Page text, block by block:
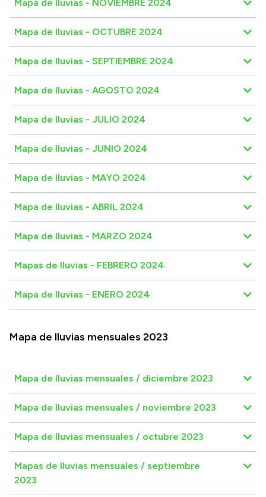
Mapa de lluvias - NOVIEMBRE 2024
Mapa de lluvias - OCTUBRE 2024
Mapa de lluvias - SEPTIEMBRE 2024
Mapa de lluvias - AGOSTO 2024
Mapa de lluvias - JULIO 2024
Mapa de lluvias - JUNIO 2024
Mapa de lluvias - MAYO 2024
Mapa de lluvias - ABRIL 2024
Mapa de lluvias - MARZO 2024
Mapas de lluvias - FEBRERO 2024
Mapa de lluvias - ENERO 2024
Mapa de lluvias mensuales 2023
Mapa de lluvias mensuales / diciembre 2023
Mapa de lluvias mensuales / noviembre 2023
Mapa de lluvias mensuales / octubre 2023
Mapas de lluvias mensuales / septiembre
2023